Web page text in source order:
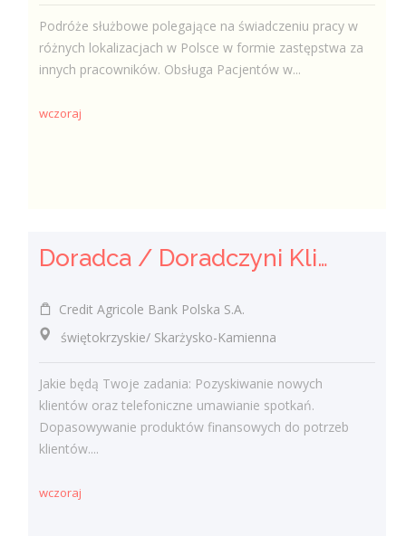
Podróże służbowe polegające na świadczeniu pracy w
różnych lokalizacjach w Polsce w formie zastępstwa za
innych pracowników. Obsługa Pacjentów w...
wczoraj
Doradca / Doradczyni Klienta
Credit Agricole Bank Polska S.A.
świętokrzyskie/ Skarżysko-Kamienna
Jakie będą Twoje zadania: Pozyskiwanie nowych
klientów oraz telefoniczne umawianie spotkań.
Dopasowywanie produktów finansowych do potrzeb
klientów....
wczoraj